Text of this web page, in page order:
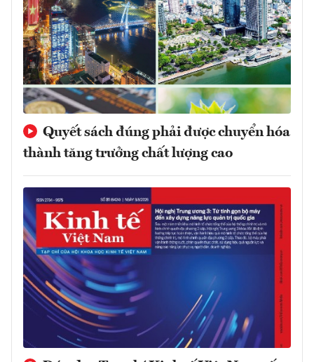
Quyết sách đúng phải được chuyển hóa
thành tăng trưởng chất lượng cao